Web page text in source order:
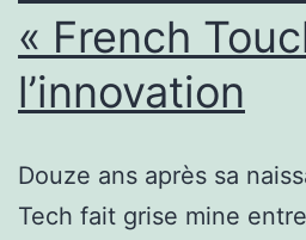
« French
l’innovation
Douze ans après sa
Tech fait grise mine